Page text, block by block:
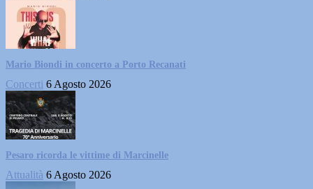
Mario Biondi in concerto a Porto Recanati
Concerti 6 Agosto 2026
Pesaro ricorda le vittime di Marcinelle
Attualità 6 Agosto 2026